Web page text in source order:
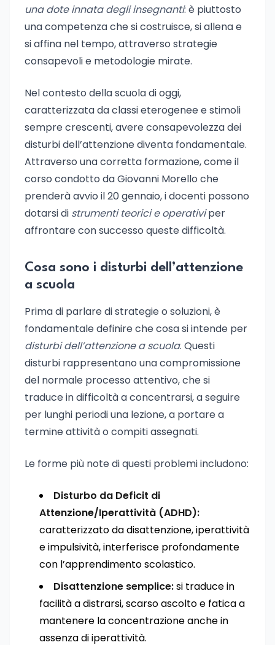
una dote innata degli insegnanti: è piuttosto
una competenza che si costruisce, si allena e
si affina nel tempo, attraverso strategie
consapevoli e metodologie mirate.
Nel contesto della scuola di oggi,
caratterizzata da classi eterogenee e stimoli
sempre crescenti, avere consapevolezza dei
disturbi dell’attenzione diventa fondamentale.
Attraverso una corretta formazione, come il
corso condotto da Giovanni Morello che
prenderà avvio il 20 gennaio, i docenti possono
dotarsi di strumenti teorici e operativiper
affrontare con successo queste difficoltà.
Cosa sono i disturbi dell’attenzione
a scuola
Prima di parlare di strategie o soluzioni, è
fondamentale definire che cosa si intende per
disturbi dell’attenzione a scuola. Questi
disturbi rappresentano una compromissione
del normale processo attentivo, che si
traduce in difficoltà a concentrarsi, a seguire
per lunghi periodi una lezione, a portare a
termine attività o compiti assegnati.
Le forme più note di questi problemi includono:
Disturbo da Deficit di
Attenzione/Iperattività (ADHD):
caratterizzato da disattenzione, iperattività
e impulsività, interferisce profondamente
con l’apprendimento scolastico.
Disattenzione semplice:si traduce in
facilità a distrarsi, scarso ascolto e fatica a
mantenere la concentrazione anche in
assenza di iperattività.